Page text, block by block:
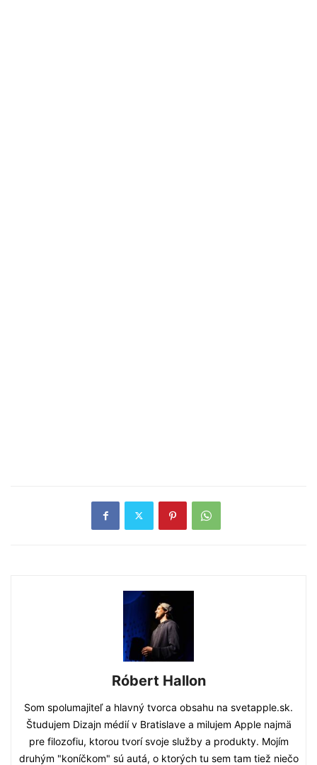
Róbert Hallon
Som spolumajiteľ a hlavný tvorca obsahu na svetapple.sk.
Študujem Dizajn médií v Bratislave a milujem Apple najmä
pre filozofiu, ktorou tvorí svoje služby a produkty. Mojím
druhým "koníčkom" sú autá, o ktorých tu sem tam tiež niečo